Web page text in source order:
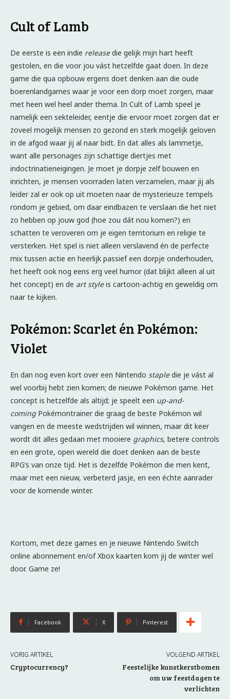
Cult of Lamb
De eerste is een indie releasedie gelijk mijn hart heeft
gestolen, en die voor jou vást hetzelfde gaat doen. In deze
game die qua opbouw ergens doet denken aan die oude
boerenlandgames waar je voor een dorp moet zorgen, maar
met heen wel heel ander thema. In Cult of Lamb speel je
namelijk een sekteleider, eentje die ervoor moet zorgen dat er
zoveel mogelijk mensen zo gezond en sterk mogelijk geloven
in de afgod waar jij al naar bidt. En dat alles als lammetje,
want alle personages zijn schattige diertjes met
indoctrinatieneigingen. Je moet je dorpje zelf bouwen en
inrichten, je mensen voorraden laten verzamelen, maar jij als
leider zal er ook op uit moeten naar de mysterieuze tempels
rondom je gebied, om daar eindbazen te verslaan die het niet
zo hebben op jouw god (hoe zou dát nou komen?) en
schatten te veroveren om je eigen territorium en religie te
versterken. Het spel is niet alleen verslavend én de perfecte
mix tussen actie en heerlijk passief een dorpje onderhouden,
het heeft ook nog eens erg veel humor (dat blijkt alleen al uit
het concept) en de art styleis cartoon-achtig en geweldig om
naar te kijken.
Pokémon: Scarlet én Pokémon:
Violet
En dan nog even kort over een Nintendo stapledie je vást al
wel voorbij hebt zien komen; de nieuwe Pokémon game. Het
concept is hetzelfde als altijd; je speelt een up-and-
coming Pokémontrainer die graag de beste Pokémon wil
vangen en de meeste wedstrijden wil winnen, maar dit keer
wordt dit alles gedaan met mooiere graphics, betere controls
en een grote, open wereld die doet denken aan de beste
RPG’s van onze tijd. Het is dezelfde Pokémon die men kent,
maar met een nieuw, verbeterd jasje, en een échte aanrader
voor de komende winter.
Kortom, met deze games en je nieuwe Nintendo Switch
online abonnement en/of Xbox kaarten kom jij de winter wel
door. Game ze!
Facebook X Pinterest
VORIG ARTIKEL
Cryptocurrency?
VOLGEND ARTIKEL
Feestelijke kunstkerstbomen
om uw feestdagen te
verlichten